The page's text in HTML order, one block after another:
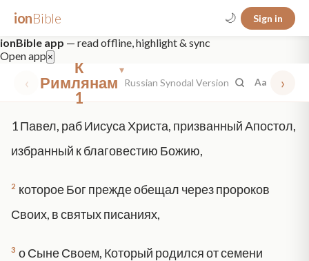
ionBible 🌙 Sign in
ionBible app — read offline, highlight & sync
Open app ×
‹
К
Римлянам
1
▾
Russian Synodal Version Aa ›
nt faith "peace that passeth"
1Павел, раб Иисуса Христа, призванный Апостол,
избранный к благовестию Божию,
2 которое Бог прежде обещал через пророков
Своих, в святых писаниях,
3 о Сыне Своем, Который родился от семени